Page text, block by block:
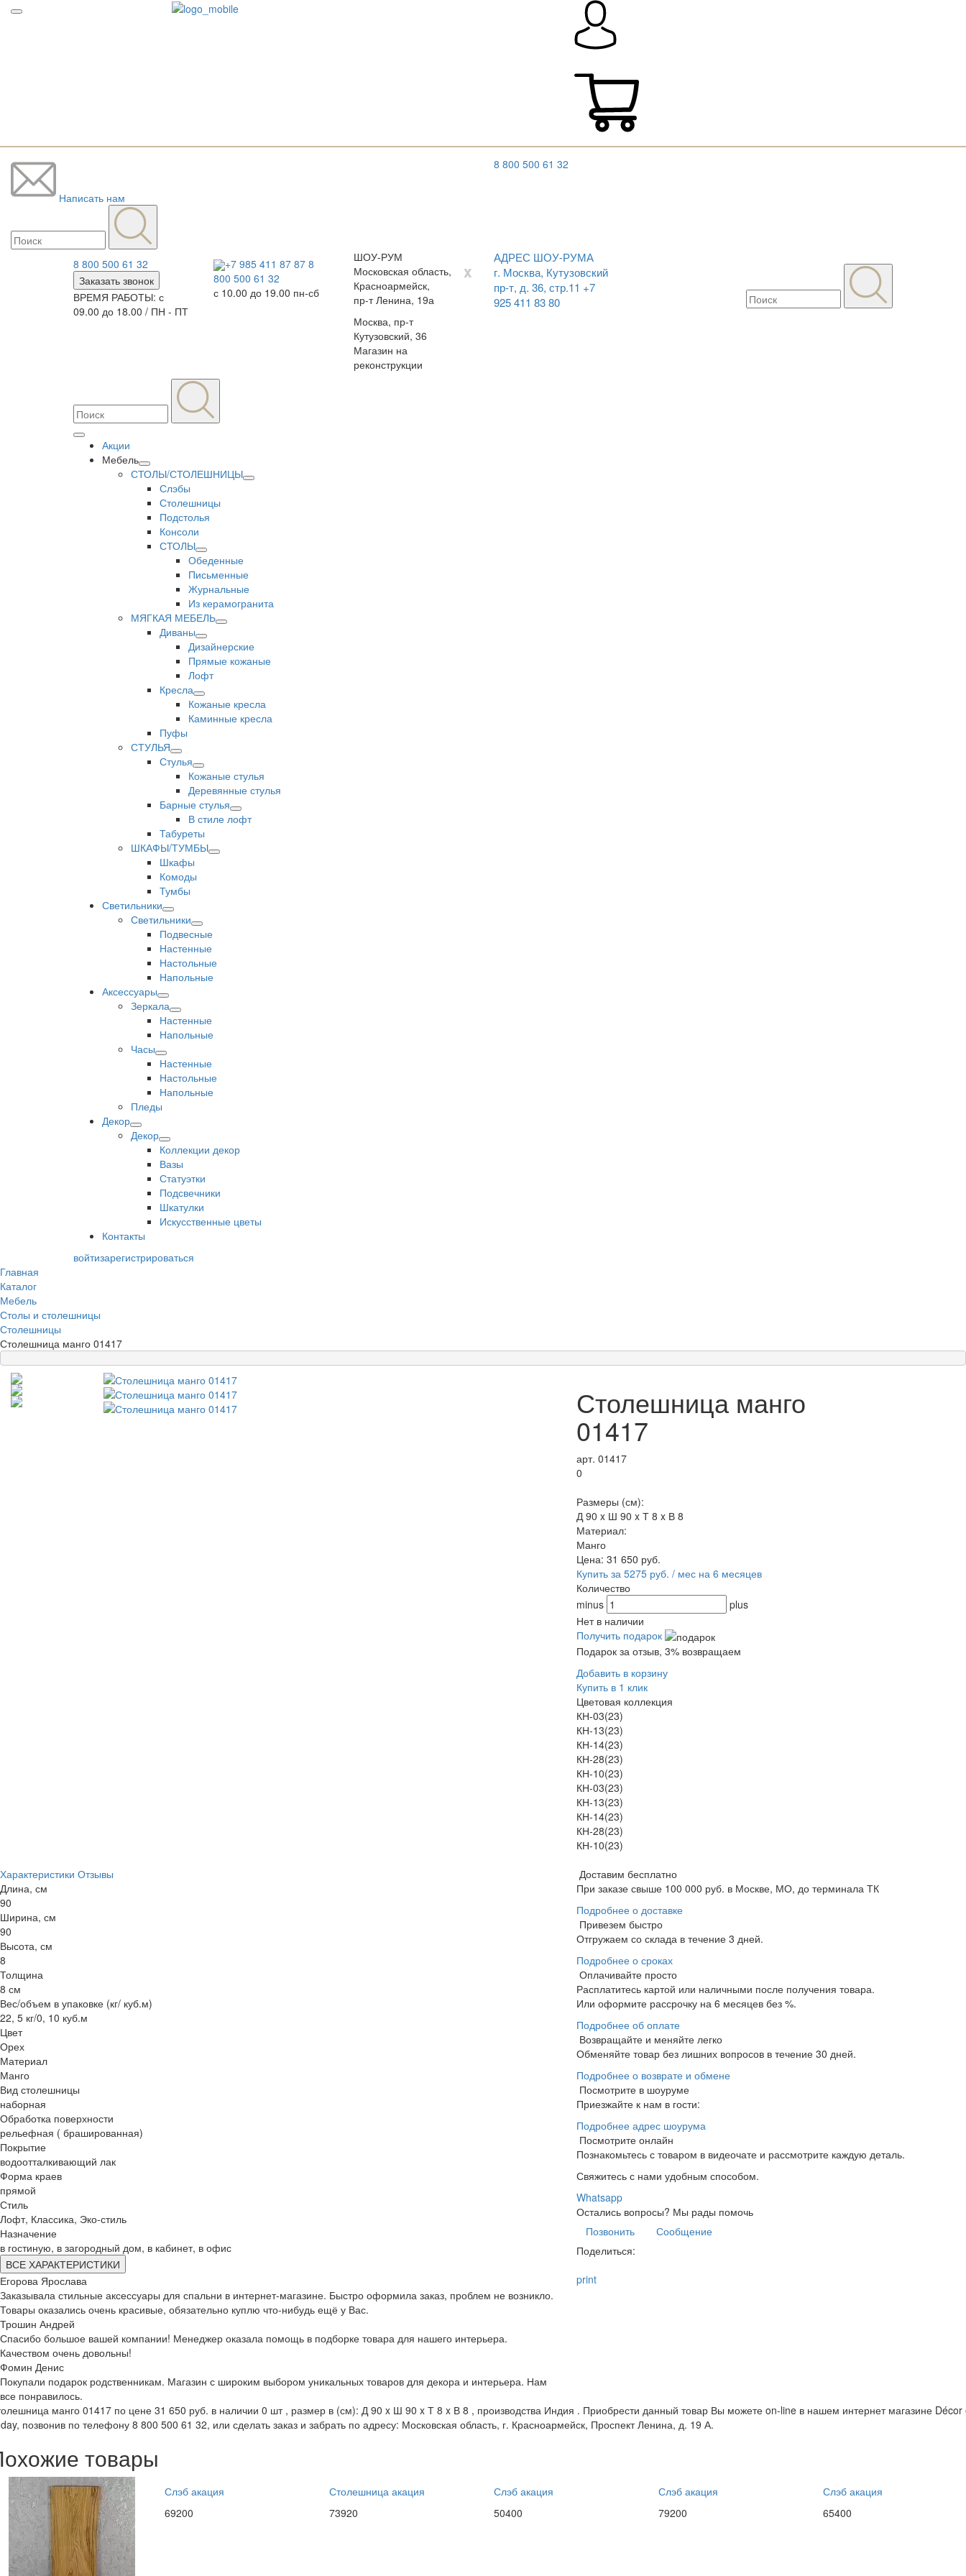
Написать нам
8 800 500 61 32
8 800 500 61 32
Заказать звонок
ВРЕМЯ РАБОТЫ: с
09.00 до 18.00 / ПН - ПТ
+7 985 411 87 87 8
800 500 61 32
с 10.00 до 19.00 пн-сб
ШОУ-РУМ
x
Московская область,
Красноармейск,
пр-т Ленина, 19а
Москва, пр-т
Кутузовский, 36
Магазин на
реконструкции
АДРЕС ШОУ-РУМА
г. Москва, Кутузовский
пр-т, д. 36, стр.11 +7
925 411 83 80
Акции
Мебель
СТОЛЫ/СТОЛЕШНИЦЫ
Слэбы
Столешницы
Подстолья
Консоли
СТОЛЫ
Обеденные
Письменные
Журнальные
Из керамогранита
МЯГКАЯ МЕБЕЛЬ
Диваны
Дизайнерские
Прямые кожаные
Лофт
Кресла
Кожаные кресла
Каминные кресла
Пуфы
СТУЛЬЯ
Стулья
Кожаные стулья
Деревянные стулья
Барные стулья
В стиле лофт
Табуреты
ШКАФЫ/ТУМБЫ
Шкафы
Комоды
Тумбы
Светильники
Светильники
Подвесные
Настенные
Настольные
Напольные
Аксессуары
Зеркала
Настенные
Напольные
Часы
Настенные
Настольные
Напольные
Пледы
Декор
Декор
Коллекции декор
Вазы
Статуэтки
Подсвечники
Шкатулки
Искусственные цветы
Контакты
войтизарегистрироваться
Главная
Каталог
Мебель
Столы и столешницы
Столешницы
Столешница манго 01417
Столешница манго
01417
арт. 01417
0
Размеры (см):
Д 90 x Ш 90 x Т 8 x В 8
Материал:
Манго
Цена: 31 650 руб.
Купить за 5275 руб. / мес на 6 месяцев
Количество
minus
plus
Нет в наличии
Получить подарок
Подарок за отзыв, 3% возвращаем
Добавить в корзину
Купить в 1 клик
Цветовая коллекция
КН-03(23)
КН-13(23)
КН-14(23)
КН-28(23)
КН-10(23)
КН-03(23)
КН-13(23)
КН-14(23)
КН-28(23)
КН-10(23)
Характеристики Отзывы
Длина, см
90
Ширина, см
90
Высота, см
8
Толщина
8 см
Вес/объем в упаковке (кг/ куб.м)
22, 5 кг/0, 10 куб.м
Цвет
Орех
Материал
Манго
Вид столешницы
наборная
Обработка поверхности
рельефная ( брашированная)
Покрытие
водоотталкивающий лак
Форма краев
прямой
Стиль
Лофт, Классика, Эко-стиль
Назначение
в гостиную, в загородный дом, в кабинет, в офис
ВСЕ ХАРАКТЕРИСТИКИ
Егорова Ярослава
Заказывала стильные аксессуары для спальни в интернет-магазине. Быстро оформила заказ, проблем не возникло.
Товары оказались очень красивые, обязательно куплю что-нибудь ещё у Вас.
Трошин Андрей
Спасибо большое вашей компании! Менеджер оказала помощь в подборке товара для нашего интерьера.
Качеством очень довольны!
Фомин Денис
Покупали подарок родственникам. Магазин с широким выбором уникальных товаров для декора и интерьера. Нам
все понравилось.
Доставим бесплатно
При заказе свыше 100 000 руб. в Москве, МО, до терминала ТК
Подробнее о доставке
Привезем быстро
Отгружаем со склада в течение 3 дней.
Подробнее о сроках
Оплачивайте просто
Расплатитесь картой или наличными после получения товара.
Или оформите рассрочку на 6 месяцев без %.
Подробнее об оплате
Возвращайте и меняйте легко
Обменяйте товар без лишних вопросов в течение 30 дней.
Подробнее о возврате и обмене
Посмотрите в шоуруме
Приезжайте к нам в гости:
Подробнее адрес шоурума
Посмотрите онлайн
Познакомьтесь с товаром в видеочате и рассмотрите каждую деталь.
Свяжитесь с нами удобным способом.
Whatsapp
Остались вопросы? Мы рады помочь
Позвонить
Сообщение
Поделиться:
print
манго 01417 по цене 31 650 руб. в наличии 0 шт , размер в (см): Д 90 x Ш 90 x Т 8 x В 8 , производства Индия . Приобрести данный товар Вы можете on-line в нашем интернет магазине Décor
позвонив по телефону 8 800 500 61 32, или сделать заказ и забрать по адресу: Московская область, г. Красноармейск, Проспект Ленина, д. 19 А.
товары
Слэб акация
69200
Столешница акация
73920
Слэб акация
50400
Слэб акация
79200
Слэб акация
65400